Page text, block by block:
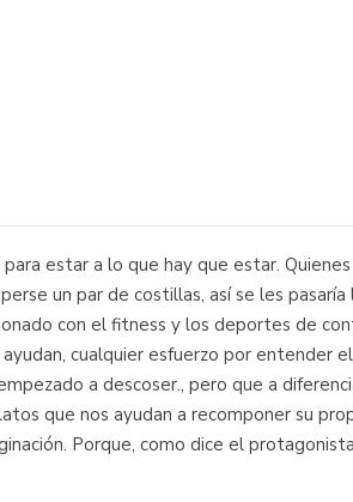
estar a lo que hay que estar.
un par de costillas, así se les
con el fitness y los deportes de
cualquier esfuerzo por entender
a descoser., pero que a
que nos ayudan a recomponer su
Porque, como dice el